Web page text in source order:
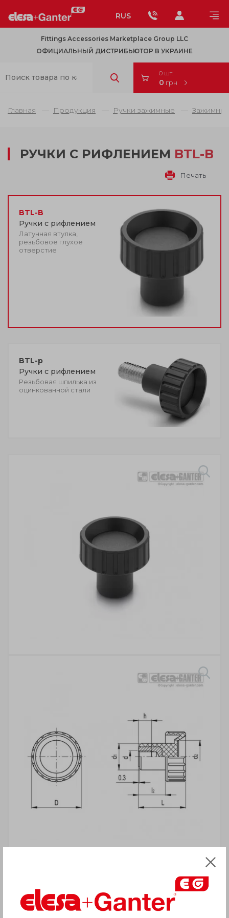
RUS
Fittings Accessories Marketplace Group LLC
ОФИЦИАЛЬНЫЙ ДИСТРИБЬЮТОР В УКРАИНЕ
0 шт.
0 грн
Главная Продукция Ручки зажимные
РУЧКИ С РИФЛЕНИЕМ BTL-B
Печать
BTL-B
Ручки с рифлением
Латунная втулка,
резьбовое глухое
отверстие
BTL-p
Ручки с рифлением
Резьбовая шпилька из
оцинкованной стали
Товар с пометкой «Есть в наличии»
отгружается Покупателюв срок до 6
рабочих дней. Сроки поставки